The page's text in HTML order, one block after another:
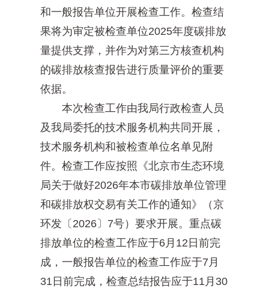
和一般报告单位开展检查工作。检查结
果将为审定被检查单位2025年度碳排放
量提供支撑，并作为对第三方核查机构
的碳排放核查报告进行质量评价的重要
依据。
本次检查工作由我局行政检查人员
及我局委托的技术服务机构共同开展，
技术服务机构和被检查单位名单见附
件。检查工作应按照《北京市生态环境
局关于做好2026年本市碳排放单位管理
和碳排放权交易有关工作的通知》（京
环发〔2026〕7号）要求开展。重点碳
排放单位的检查工作应于6月12日前完
成，一般报告单位的检查工作应于7月
31日前完成，检查总结报告应于11月30